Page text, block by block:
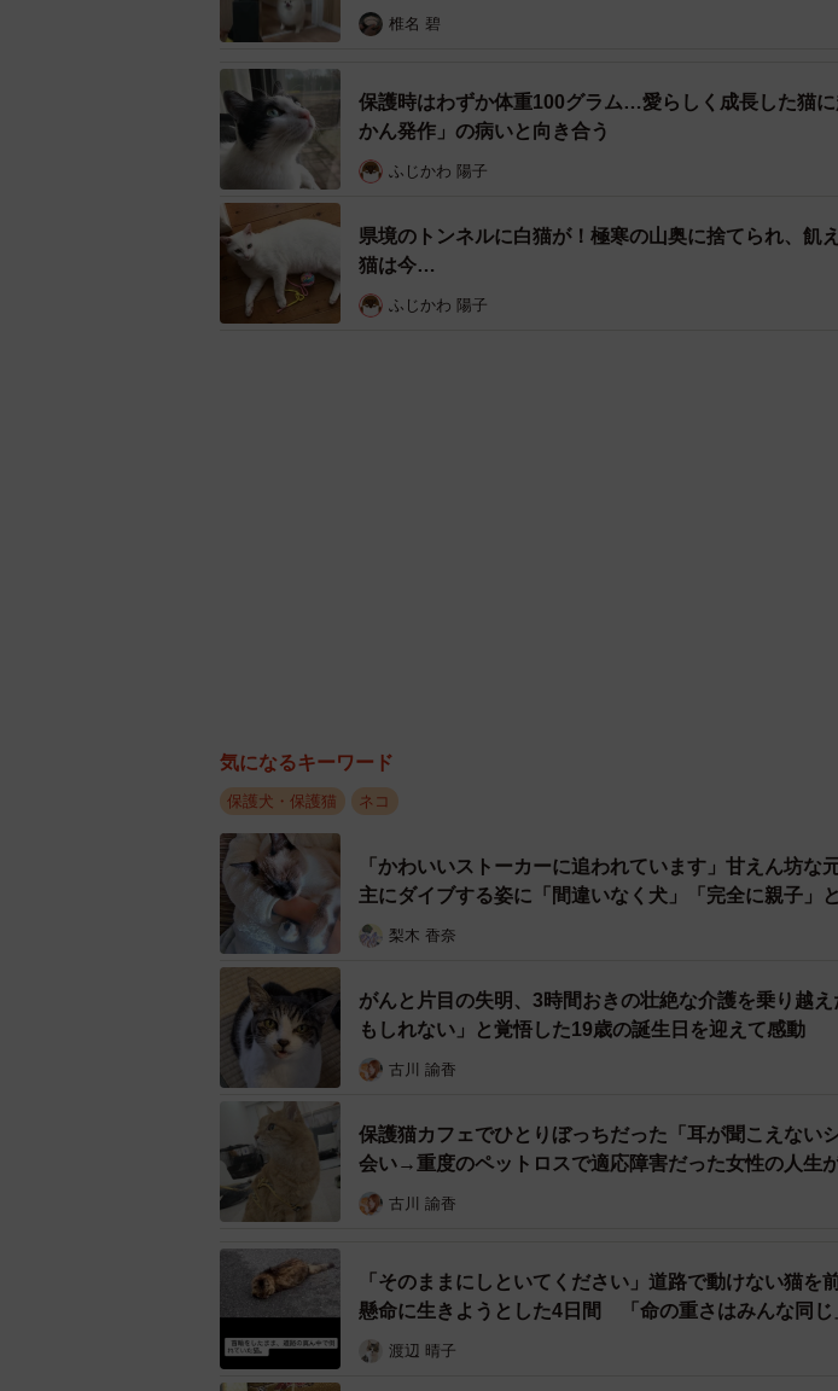
安心した様子で眠る心春ちゃん。工場で暮らしていたころは日中騒音が酷かったので、
せんでした
それに工場でもシェルターでも子猫や若い猫が仲間に加わると、心春
ってしまいます。ご飯をどうぞ、おもちゃもどうぞ。心春ちゃんは目の
椎名 碧
保護時はわずか体重100グラム…愛らしく成長した猫
かん発作」の病いと向き合う
ふじかわ 陽子
県境のトンネルに白猫が！極寒の山奥に捨てられ、飢
猫は今…
ふじかわ 陽子
気になるキーワード
保護犬・保護猫 ネコ
「かわいいストーカーに追われています」甘えん坊
主にダイブする姿に「間違いなく犬」「完全に親子」
梨木 香奈
がんと片目の失明、3時間おきの壮絶な介護を乗り越
もしれない」と覚悟した19歳の誕生日を迎えて感動
古川 諭香
保護猫カフェでひとりぼっちだった「耳が聞こえない
会い→重度のペットロスで適応障害だった女性の人生
古川 諭香
「そのままにしといてください」道路で動けない猫
懸命に生きようとした4日間 「命の重さはみんな同じ
え
渡辺 晴子